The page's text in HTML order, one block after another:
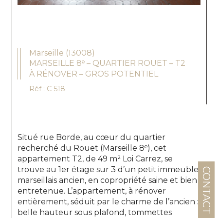
CONTACT
Marseille (13008)
MARSEILLE 8ᵉ – QUARTIER ROUET – T2
À RÉNOVER – GROS POTENTIEL
Réf : C-518
Situé rue Borde, au cœur du quartier
recherché du Rouet (Marseille 8ᵉ), cet
appartement T2, de 49 m² Loi Carrez, se
trouve au 1er étage sur 3 d’un petit immeuble
marseillais ancien, en copropriété saine et bien
entretenue. L’appartement, à rénover
entièrement, séduit par le charme de l’ancien :
belle hauteur sous plafond, tommettes